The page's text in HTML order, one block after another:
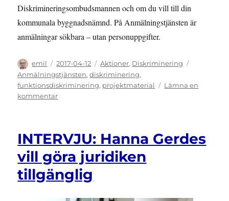
Diskrimineringsombudsmannen och om du vill till din
kommunala byggnadsnämnd. På Anmälningstjänsten är
anmälningar sökbara – utan personuppgifter.
Författare
emil
Publicerat
den
2017-04-12 Kategorier
Aktioner, Diskriminering
Anmälningstjänsten,diskriminering,
funktionsdiskriminering, projektmaterial
Lämna en
kommentartill
Anmälningstjänsten
INTERVJU: Hanna Gerdes
vill göra juridiken
tillgänglig